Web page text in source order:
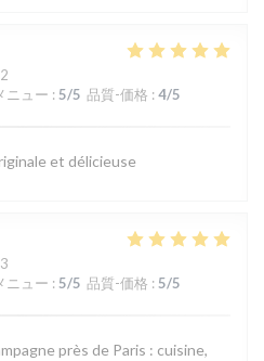
ニュー : 5/5 品質-価格 : 4/5
et délicieuse
ニュー : 5/5 品質-価格 : 5/5
près de Paris : cuisine,